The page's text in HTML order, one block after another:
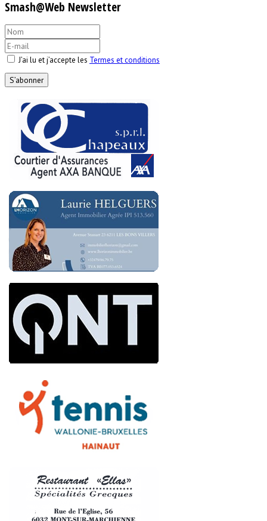
Smash@Web Newsletter
J’ai lu et j’accepte les Termes et conditions